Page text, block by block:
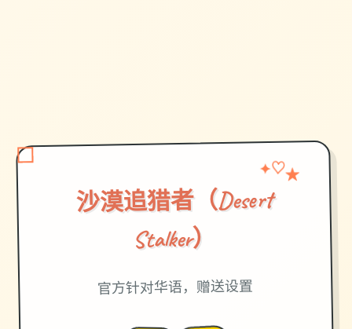
沙漠追猎者（Desert
Stalker）
✦♡★
官方针对华语，赠送设置